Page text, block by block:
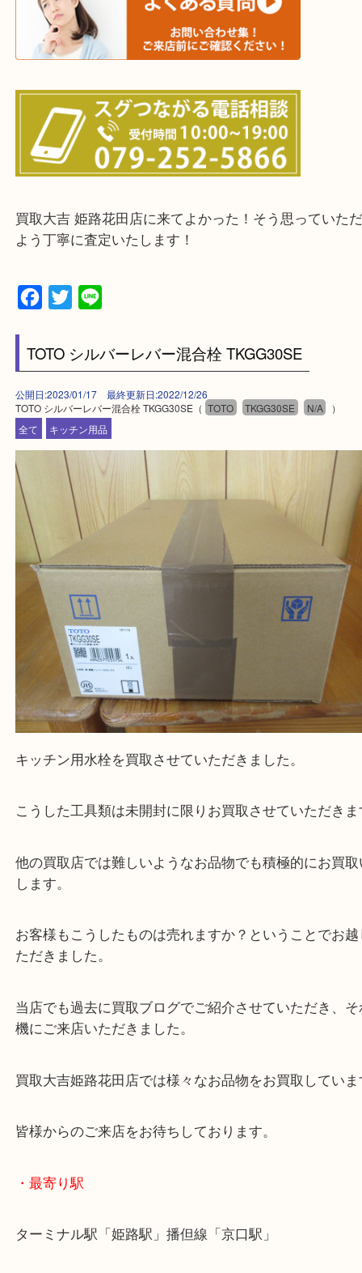
鳥取県全域・京都府全域
・ご来店前に確認しておきたい
買取大吉 姫路花田店に来てよかった！そう思って
よう丁寧に査定いたします！
Facebook
Twitter
Line
TOTO シルバーレバー混合栓 TKGG30SE
公開日:2023/01/17 最終更新日:2022/12/26
TOTO シルバーレバー混合栓 TKGG30SE（ TOTO TKGG30SE N/A
全て
キッチン用品
他の買取店では難しいようなお品物でも積極的にお
します。